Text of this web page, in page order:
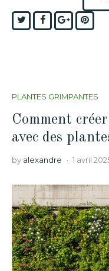
TwitterFacebook
Google+
PLANTES GRIMPANTES
Comment
avec des
by alexandre 1 avril